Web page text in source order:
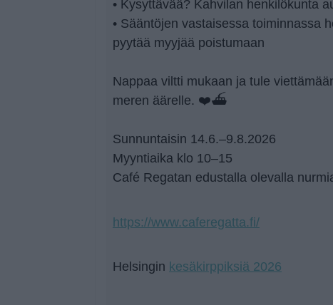
• Kysyttävää? Kahvilan henkilökunta
• Sääntöjen vastaisessa toiminnassa
pyytää myyjää poistumaan
Nappaa viltti mukaan ja tule
meren äärelle. ❤️⛴
Sunnuntaisin 14.6.–9.8.2026
Myyntiaika klo 10–15
Café Regatan edustalla olevalla
https://www.caferegatta.fi/
Helsingin kesäkirppiksiä 2026